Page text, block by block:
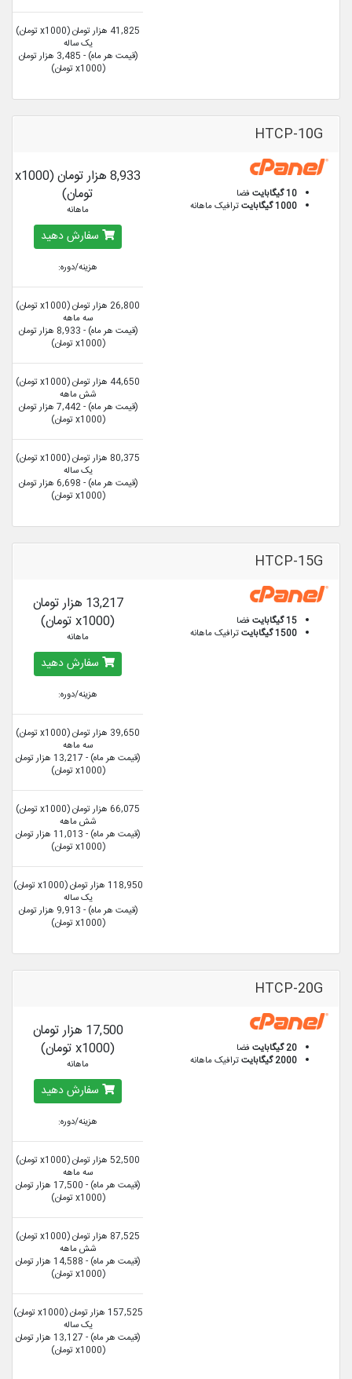
41,825 هزار تومان (x1000 تومان)
یک ساله
(قیمت هر ماه) - 3,485 هزار تومان
(x1000 تومان)
HTCP-10G
10 گیگابایت
فضا
1000 گیگابایت
ترافیک ماهانه
8,933 هزار تومان (x1000
تومان)
ماهانه
سفارش دهید
هزینه/دوره:
26,800 هزار تومان (x1000 تومان)
سه ماهه
(قیمت هر ماه) - 8,933 هزار تومان
(x1000 تومان)
44,650 هزار تومان (x1000 تومان)
شش ماهه
(قیمت هر ماه) - 7,442 هزار تومان
(x1000 تومان)
80,375 هزار تومان (x1000 تومان)
یک ساله
(قیمت هر ماه) - 6,698 هزار تومان
(x1000 تومان)
HTCP-15G
15 گیگابایت
فضا
1500 گیگابایت
ترافیک ماهانه
13,217 هزار تومان
(x1000 تومان)
ماهانه
سفارش دهید
هزینه/دوره:
39,650 هزار تومان (x1000 تومان)
سه ماهه
(قیمت هر ماه) - 13,217 هزار تومان
(x1000 تومان)
66,075 هزار تومان (x1000 تومان)
شش ماهه
(قیمت هر ماه) - 11,013 هزار تومان
(x1000 تومان)
118,950 هزار تومان (x1000 تومان)
یک ساله
(قیمت هر ماه) - 9,913 هزار تومان
(x1000 تومان)
HTCP-20G
20 گیگابایت
فضا
2000 گیگابایت
ترافیک ماهانه
17,500 هزار تومان
(x1000 تومان)
ماهانه
سفارش دهید
هزینه/دوره:
52,500 هزار تومان (x1000 تومان)
سه ماهه
(قیمت هر ماه) - 17,500 هزار تومان
(x1000 تومان)
87,525 هزار تومان (x1000 تومان)
شش ماهه
(قیمت هر ماه) - 14,588 هزار تومان
(x1000 تومان)
157,525 هزار تومان (x1000 تومان)
یک ساله
(قیمت هر ماه) - 13,127 هزار تومان
(x1000 تومان)